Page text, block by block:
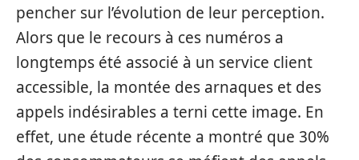
pencher sur l’évolution de leur perception.
Alors que le recours à ces numéros a
longtemps été associé à un service client
accessible, la montée des arnaques et des
appels indésirables a terni cette image. En
effet, une étude récente a montré que 30%